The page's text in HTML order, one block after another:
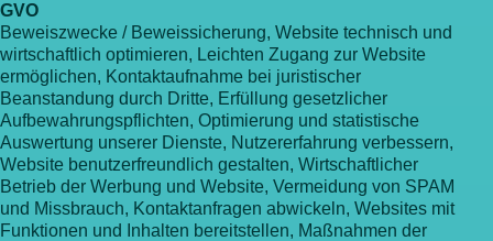
GVO
Beweiszwecke / Beweissicherung, Website technisch und
wirtschaftlich optimieren, Leichten Zugang zur Website
ermöglichen, Kontaktaufnahme bei juristischer
Beanstandung durch Dritte, Erfüllung gesetzlicher
Aufbewahrungspflichten, Optimierung und statistische
Auswertung unserer Dienste, Nutzererfahrung verbessern,
Website benutzerfreundlich gestalten, Wirtschaftlicher
Betrieb der Werbung und Website, Vermeidung von SPAM
und Missbrauch, Kontaktanfragen abwickeln, Websites mit
Funktionen und Inhalten bereitstellen, Maßnahmen der